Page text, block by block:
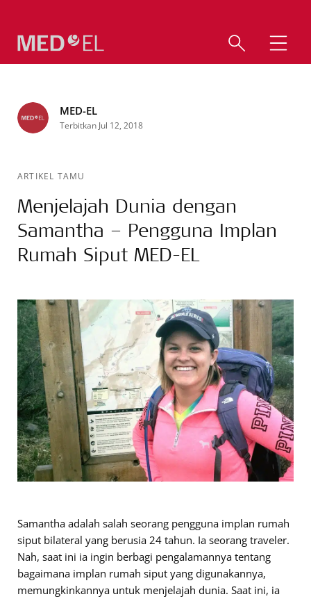
MED-EL
Terbitkan Jul 12, 2018
ARTIKEL TAMU
Menjelajah Dunia dengan
Samantha – Pengguna Implan
Rumah Siput MED-EL
Samantha adalah salah seorang pengguna implan rumah
siput bilateral yang berusia 24 tahun. Ia seorang traveler.
Nah, saat ini ia ingin berbagi pengalamannya tentang
bagaimana implan rumah siput yang digunakannya,
memungkinkannya untuk menjelajah dunia. Saat ini, ia